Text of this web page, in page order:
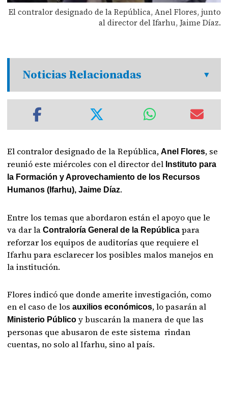
El contralor designado de la República, Anel Flores, junto
al director del Ifarhu, Jaime Díaz.
Noticias Relacionadas
El contralor designado de la República,Anel Flores, se
reunió este miércoles con el director del Instituto para
la Formación y Aprovechamiento de los Recursos
Humanos (Ifarhu), Jaime Díaz.
Entre los temas que abordaron están el apoyo que le
va dar laContraloría General de la Repúblicapara
reforzar los equipos de auditorías que requiere el
Ifarhu para esclarecer los posibles malos manejos en
la institución.
Flores indicó que donde amerite investigación, como
en el caso de losauxilios económicos, lo pasarán al
Ministerio Públicoy buscarán la manera de que las
personas que abusaron de este sistema rindan
cuentas, no solo al Ifarhu, sino al país.